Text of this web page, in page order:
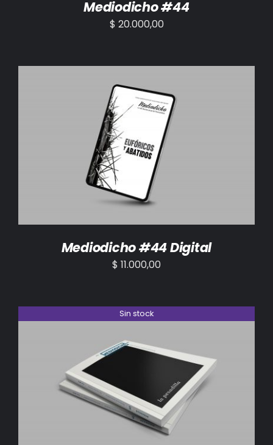
Mediodicho #44
$ 20.000,00
AÑADIR AL CARRITO /
Mediodicho #44 Digital
$ 11.000,00
Sin stock
DETALLES